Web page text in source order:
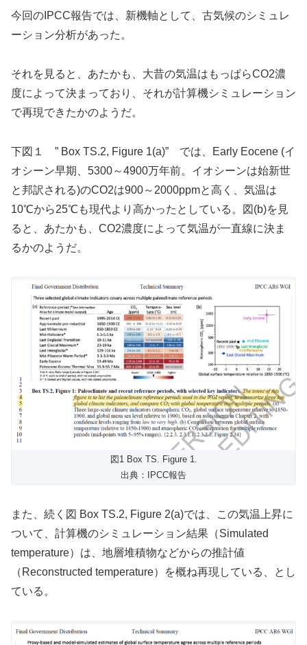
今回のIPCC報告では、新機軸として、古気候のシミュレ
ーション分析があった。
それを見ると、あたかも、大昔の気温はもっぱらCO2濃
度によって決まっており、それが計算機シミュレーション
で再現できたかのようだ。
下図１ ” Box TS.2, Figure 1(a)” では、Early Eocene (イ
オシーン早期、5300～4900万年前。イオシーンは始新世
と邦訳される)のCO2は900～2000ppmと高く、気温は
10℃から25℃も現代より高かったとしている。図(b)を見
ると、あたかも、CO2濃度によって気温が一直線に決ま
るかのようだ。
図1 Box TS. Figure 1.
出典：IPCC報告
また、続く図 Box TS.2, Figure 2(a)では、この気温上昇に
ついて、計算機のシミュレーション結果（Simulated
temperature）は、地層堆積物などからの推計値
（Reconstructed temperature）を概ね再現している、とし
ている。